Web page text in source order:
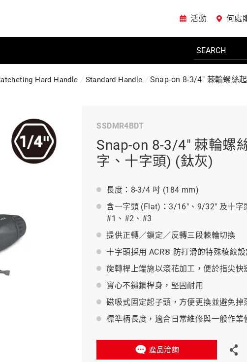
活動 何處
車廠專用工具
美國JohnBean
瑞典魚牌 義大利 Bike-Lift
Hard Handle Standard Handle Snap-on 8-3/4" 棘輪螺絲
SSDMR4BDT
Snap-on 8-3/4" 棘輪螺
字、十字頭) (鈦灰)
長度：8-3/4 吋 (184 mm)
含一字頭 (Flat)：3/16"、9/32" 及十字
#1、#2、#3
提供正轉／鎖定／反轉三段棘輪切換
十字頭採用 ACR® 防打滑的特殊稜紋
旋轉桿上端施以滾花加工，便於指尖快
實心不鏽鋼桿身，堅固耐用
磁吸式固定起子頭，方便更換並避免掉
標準柄長度，適合日常維修與一般作業
產品洽詢